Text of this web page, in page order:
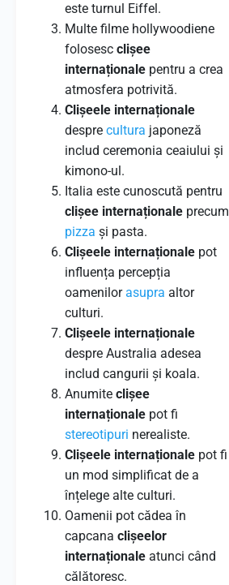
este turnul Eiffel.
Multe filme hollywoodiene
folosesc clișee
internaționale pentru a crea
atmosfera potrivită.
Clișeele internaționale
despre cultura japoneză
includ ceremonia ceaiului și
kimono-ul.
Italia este cunoscută pentru
clișee internaționale precum
pizza și pasta.
Clișeele internaționale pot
influența percepția
oamenilorasupra altor
culturi.
Clișeele internaționale
despre Australia adesea
includ cangurii și koala.
Anumite clișee
internaționale pot fi
stereotipuri nerealiste.
Clișeele internaționale pot fi
un mod simplificat de a
înțelege alte culturi.
Oamenii pot cădea în
capcana clișeelor
internaționale atunci când
călătoresc.